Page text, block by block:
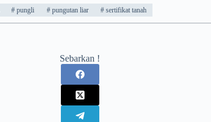
# pungli #pungutan liar # sertifikat tanah
Sebarkan !